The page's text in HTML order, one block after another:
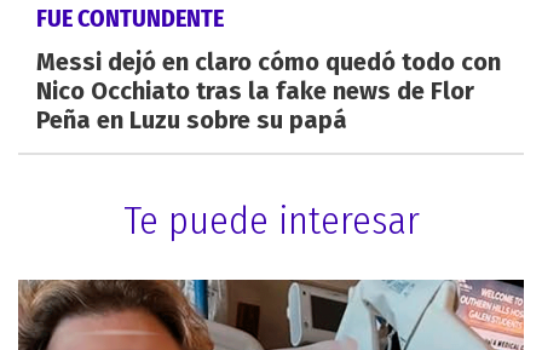
FUE CONTUNDENTE
Messi dejó en claro cómo quedó todo con
Nico Occhiato tras la fake news de Flor
Peña en Luzu sobre su papá
Te puede interesar